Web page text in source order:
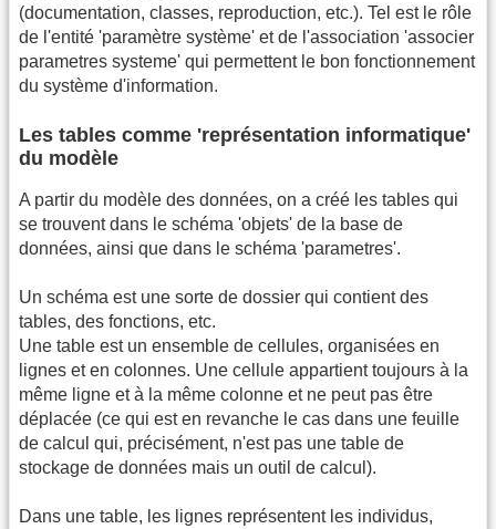
(documentation, classes, reproduction, etc.). Tel est le rôle
de l'entité 'paramètre système' et de l'association 'associer
parametres systeme' qui permettent le bon fonctionnement
du système d'information.
Les tables comme 'représentation informatique'
du modèle
A partir du modèle des données, on a créé les tables qui
se trouvent dans le schéma 'objets' de la base de
données, ainsi que dans le schéma 'parametres'.
Un schéma est une sorte de dossier qui contient des
tables, des fonctions, etc.
Une table est un ensemble de cellules, organisées en
lignes et en colonnes. Une cellule appartient toujours à la
même ligne et à la même colonne et ne peut pas être
déplacée (ce qui est en revanche le cas dans une feuille
de calcul qui, précisément, n'est pas une table de
stockage de données mais un outil de calcul).
Dans une table, les lignes représentent les individus,